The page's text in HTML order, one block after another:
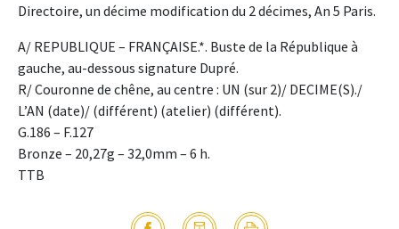
Directoire, un décime modification du 2 décimes, An 5 Paris.
A/ REPUBLIQUE – FRANÇAISE.*. Buste de la République à
gauche, au-dessous signature Dupré.
R/ Couronne de chêne, au centre : UN (sur 2)/ DECIME(S)./
L’AN (date)/ (différent) (atelier) (différent).
G.186 – F.127
Bronze – 20,27g – 32,0mm – 6 h.
TTB